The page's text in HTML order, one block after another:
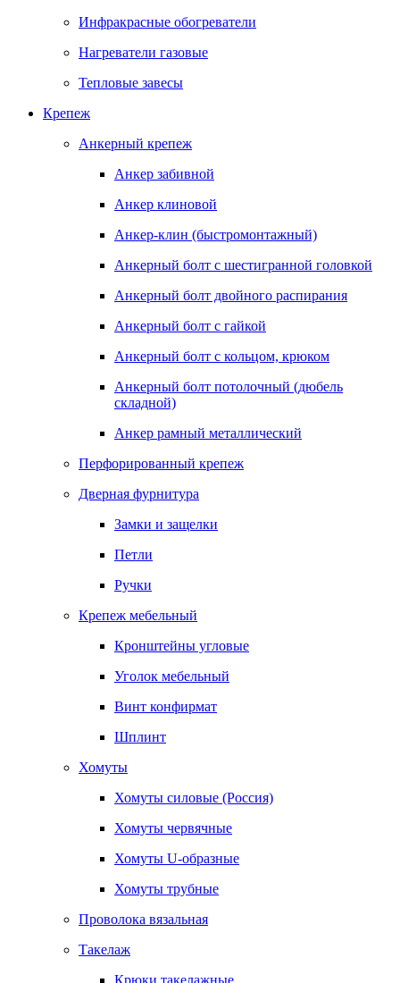
Инфракрасные обогреватели
Нагреватели газовые
Тепловые завесы
Крепеж
Анкерный крепеж
Анкер забивной
Анкер клиновой
Анкер-клин (быстромонтажный)
Анкерный болт с шестигранной головкой
Анкерный болт двойного распирания
Анкерный болт с гайкой
Анкерный болт с кольцом, крюком
Анкерный болт потолочный (дюбель
складной)
Анкер рамный металлический
Перфорированный крепеж
Дверная фурнитура
Замки и защелки
Петли
Ручки
Крепеж мебельный
Кронштейны угловые
Уголок мебельный
Винт конфирмат
Шплинт
Хомуты
Хомуты силовые (Россия)
Хомуты червячные
Хомуты U-образные
Хомуты трубные
Проволока вязальная
Такелаж
Крюки такелажные